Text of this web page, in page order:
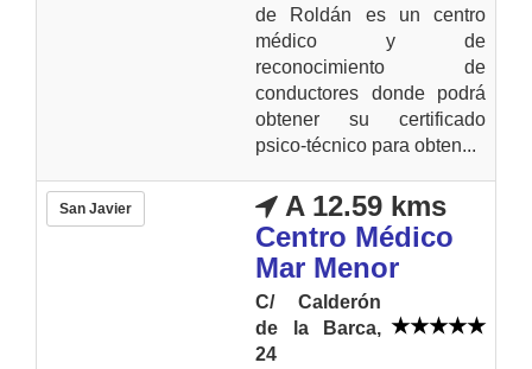
de Roldán es un centro
médico y de
reconocimiento de
conductores donde podrá
obtener su certificado
psico-técnico para obten...
San Javier
A 12.59 kms
Centro Médico
Mar Menor
C/ Calderón
de la Barca,
24